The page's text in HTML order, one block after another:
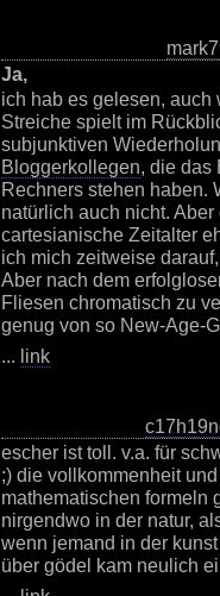
Ja,
ich hab es gelesen,
Streiche spielt im
subjunktiven
Bloggerkollegen, die das
Rechners stehen haben.
natürlich auch nicht.
cartesianische Zeitalter
ich mich zeitweise
Aber nach dem
Fliesen chromatisch zu
genug von so New-Age-
... link
escher ist toll. v.a. für
;) die vollkommenheit
mathematischen formeln
nirgendwo in der natur,
wenn jemand in der
über gödel kam neulich